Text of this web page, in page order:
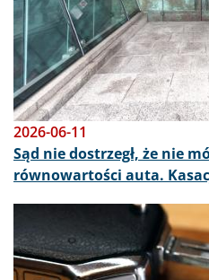
2026-06-11
Sąd nie dostrzegł, że nie
równowartości auta.